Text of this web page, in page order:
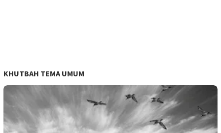
KHUTBAH TEMA UMUM